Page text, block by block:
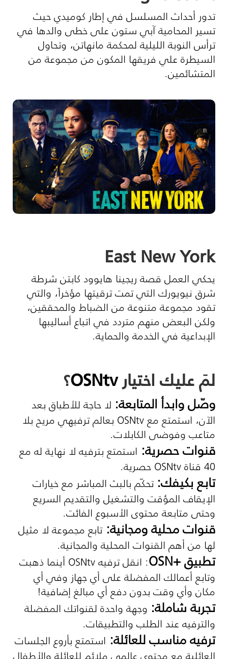
تدور أحداث المسلسل في إطار كوميدي حيث
تسير المحامية آبي ستون على خطى والدها في
ترأس النوبة الليلية لمحكمة مانهاتن، وتحاول
السيطرة علي فريقها المكون من مجموعة من
المتشائمين.
East New York
يحكي العمل قصة ريجينا هايوود كابتن شرطة
شرق نيويورك التي تمت ترقيتها مؤخراً، والتي
تقود مجموعة متنوعة من الضباط والمحققين،
ولكن البعض منهم متردد في اتباع أساليبها
الإبداعية في الخدمة والحماية.
لمَ عليك اختيارOSNtv؟
وصّل وابدأ المتابعة: لا حاجة للأطباق بعد
الآن، استمتع معOSNtv بعالم ترفيهي مريح بلا
متاعب وفوضى الكابلات.
قنوات حصرية: استمتع بترفيه لا نهاية له مع
40 قناة OSNtvحصرية.
تابع بكيفك: تحكّم بالبث المباشر مع خيارات
الإيقاف المؤقت والتشغيل والتقديم السريع
وحتى متابعة محتوى الأسبوع الفائت.
قنوات محلية ومجانية: تابع مجموعة لا مثيل
لها من أهم القنوات المحلية والمجانية.
تطبيقOSN+: انقل ترفيهOSNtv أينما ذهبت
وتابع أعمالك المفضلة على أي جهاز وفي أي
مكان وأي وقت بدون دفع أي مبالغ إضافية!
تجربة شاملة: وجهة واحدة لقنواتك المفضلة
والترفيه عند الطلب والتطبيقات.
ترفيه مناسب للعائلة: استمتع بأروع الجلسات